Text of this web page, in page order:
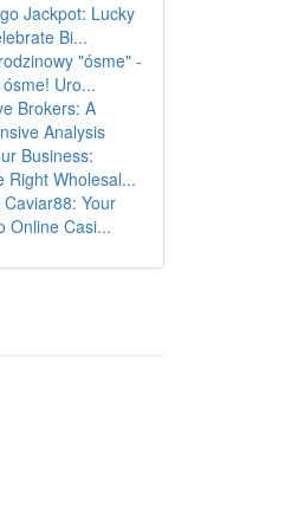
Jackpot: Lucky
Bi...
"ósme" -
Uro...
Brokers: A
Analysis
Business:
Right Wholesal...
Your
Online Casi...